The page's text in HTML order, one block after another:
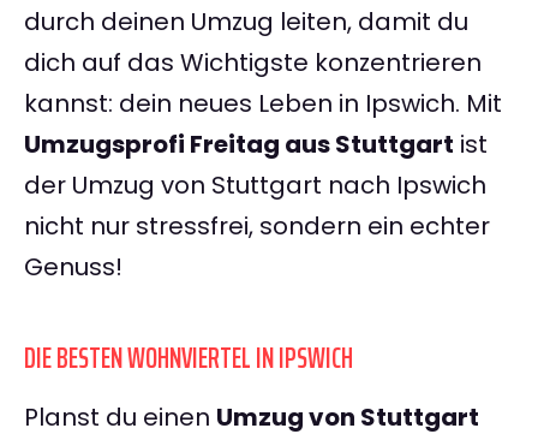
durch deinen Umzug leiten, damit du
dich auf das Wichtigste konzentrieren
kannst: dein neues Leben in Ipswich. Mit
Umzugsprofi Freitag aus Stuttgart ist
der Umzug von Stuttgart nach Ipswich
nicht nur stressfrei, sondern ein echter
Genuss!
DIE BESTEN WOHNVIERTEL IN IPSWICH
Planst du einen Umzug von Stuttgart